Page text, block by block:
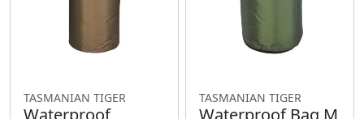
TASMANIAN TIGER TASMANIAN TIGER